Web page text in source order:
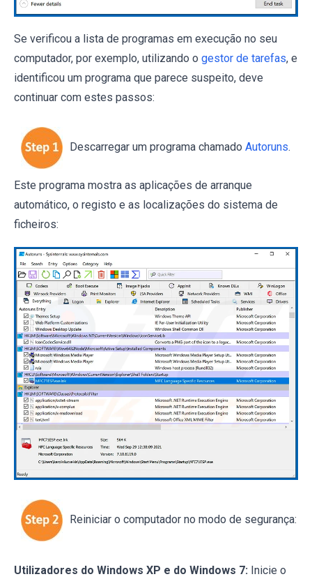
Se verificou a lista de programas em execução no seu
computador, por exemplo, utilizando o gestor de tarefas, e
identificou um programa que parece suspeito, deve
continuar com estes passos:
Descarregar um programa chamado Autoruns.
Este programa mostra as aplicações de arranque
automático, o registo e as localizações do sistema de
ficheiros:
Reiniciar o computador no modo de segurança:
Utilizadores do Windows XP e do Windows 7: Inicie o